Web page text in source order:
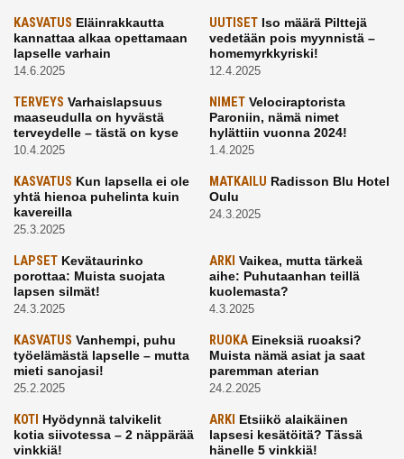
KASVATUS Eläinrakkautta
kannattaa alkaa opettamaan
lapselle varhain
14.6.2025
UUTISETIso määrä Pilttejä
vedetään pois myynnistä –
homemyrkkyriski!
12.4.2025
TERVEYS Varhaislapsuus
maaseudulla on hyvästä
terveydelle – tästä on kyse
10.4.2025
NIMETVelociraptorista
Paroniin, nämä nimet
hylättiin vuonna 2024!
1.4.2025
KASVATUS Kun lapsella ei ole
yhtä hienoa puhelinta kuin
kavereilla
25.3.2025
MATKAILU Radisson Blu Hotel
Oulu
24.3.2025
LAPSET Kevätaurinko
porottaa: Muista suojata
lapsen silmät!
24.3.2025
ARKI Vaikea, mutta tärkeä
aihe: Puhutaanhan teillä
kuolemasta?
4.3.2025
KASVATUS Vanhempi, puhu
työelämästä lapselle – mutta
mieti sanojasi!
25.2.2025
RUOKAEineksiä ruoaksi?
Muista nämä asiat ja saat
paremman aterian
24.2.2025
KOTI Hyödynnä talvikelit
kotia siivotessa – 2 näppärää
vinkkiä!
ARKI Etsiikö alaikäinen
lapsesi kesätöitä? Tässä
hänelle 5 vinkkiä!